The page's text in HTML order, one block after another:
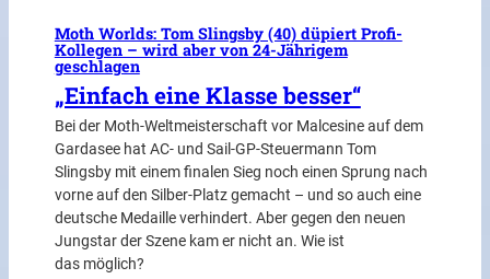
Moth Worlds: Tom Slingsby (40) düpiert Profi-
Kollegen – wird aber von 24-Jährigem
geschlagen
„Einfach eine Klasse besser“
Bei der Moth-Weltmeisterschaft vor Malcesine auf dem
Gardasee hat AC- und Sail-GP-Steuermann Tom
Slingsby mit einem finalen Sieg noch einen Sprung nach
vorne auf den Silber-Platz gemacht – und so auch eine
deutsche Medaille verhindert. Aber gegen den neuen
Jungstar der Szene kam er nicht an. Wie ist
das möglich?